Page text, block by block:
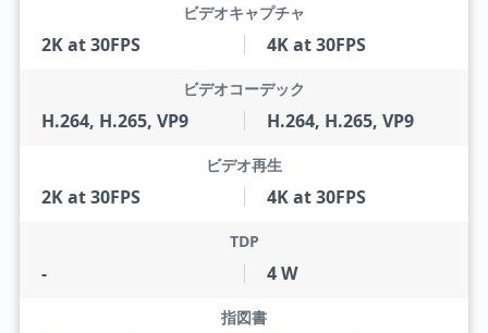
2K at 30FPS
ビデオキャプチャ
4K at 30FPS
H.264, H.265, VP9
ビデオコーデック
H.264, H.265, VP9
2K at 30FPS
ビデオ再生
4K at 30FPS
-
TDP
4 W
指図書